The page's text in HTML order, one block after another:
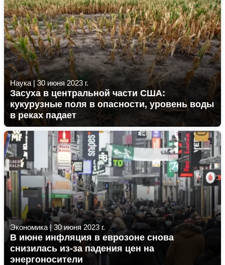
Наука|30 июня 2023 г.
Засуха в центральной части США:
кукурузные поля в опасности, уровень воды
в реках падает
Экономика| 30 июня 2023 г.
В июне инфляция в еврозоне снова
снизилась из-за падения цен на
энергоносители